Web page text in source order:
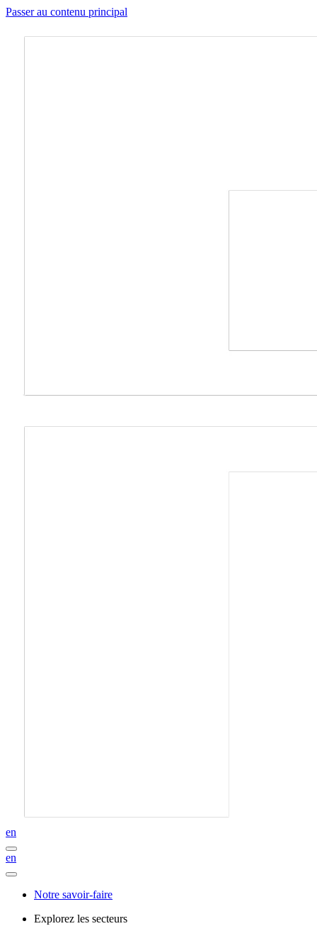
Passer au contenu principal
en
en
Notre savoir-faire
Explorez les secteurs